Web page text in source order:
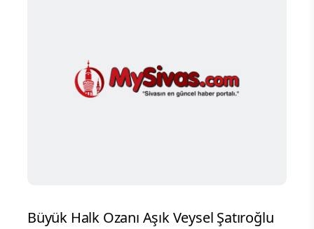
Büyük Halk Ozanı Aşık Veysel Şatıroğlu